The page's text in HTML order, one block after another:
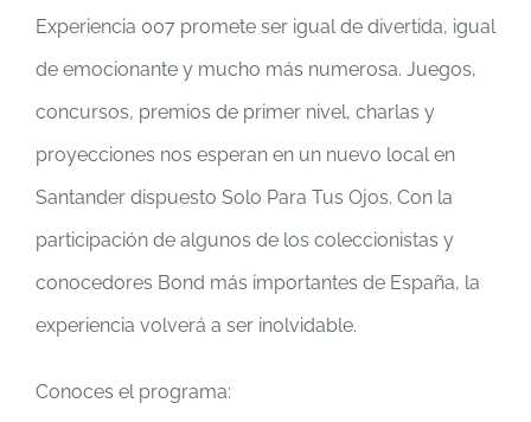
Experiencia 007 promete ser igual de divertida, igual
de emocionante y mucho más numerosa. Juegos,
concursos, premios de primer nivel, charlas y
proyecciones nos esperan en un nuevo local en
Santander dispuesto Solo Para Tus Ojos. Con la
participación de algunos de los coleccionistas y
conocedores Bond más importantes de España, la
experiencia volverá a ser inolvidable.
Conoces el programa: